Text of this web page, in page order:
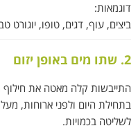
דוגמאות:
ביצים, עוף, דגים, טופו, יוגורט
2. שתו מים באופן יזום
התייבשות קלה מאטה את חילוף
בתחילת היום ולפני ארוחות,
לשליטה בכמויות.